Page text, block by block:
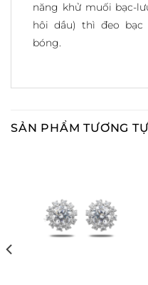
năng khử muối bạc-
hôi dầu) thì đeo
bóng.
SẢN PHẨM TƯƠNG TỰ